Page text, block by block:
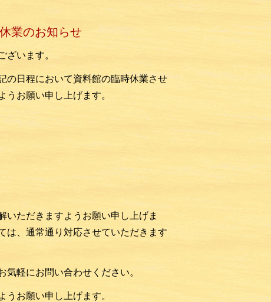
業のお知らせ
ざいます。
の日程において資料館の臨時休業させ
お願い申し上げます。
いただきますようお願い申し上げま
は、通常通り対応させていただきます
軽にお問い合わせください。
うお願い申し上げます。